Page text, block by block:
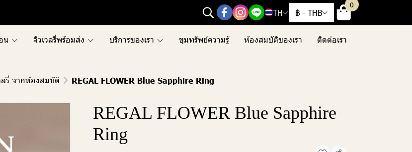
TH ฿ - THB
0
น จิวเวลรี่พร้อมส่ง บริการของเรา ขุมทรัพย์ความรู้ ห้องสมบัติของเรา ติดต่อเรา
ลรี่ จากห้องสมบัติ REGAL FLOWER Blue Sapphire Ring
REGAL FLOWER Blue Sapphire
Ring